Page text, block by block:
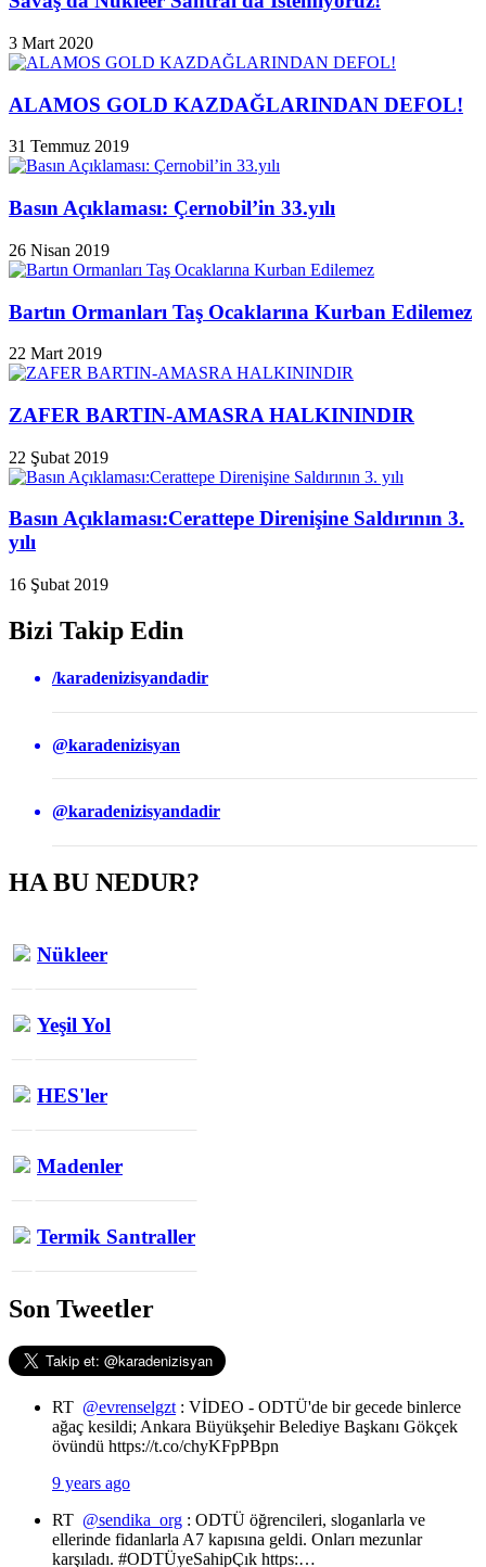
3 Mart 2020
ALAMOS GOLD KAZDAĞLARINDAN DEFOL!
31 Temmuz 2019
Basın Açıklaması: Çernobil’in 33.yılı
26 Nisan 2019
Bartın Ormanları Taş Ocaklarına Kurban Edilemez
22 Mart 2019
ZAFER BARTIN-AMASRA HALKININDIR
22 Şubat 2019
Basın Açıklaması:Cerattepe Direnişine Saldırının 3.
yılı
16 Şubat 2019
Bizi Takip Edin
/karadenizisyandadir
@karadenizisyan
@karadenizisyandadir
HA BU NEDUR?
Nükleer
Yeşil Yol
HES'ler
Madenler
Termik Santraller
Son Tweetler
RT @evrenselgzt : VİDEO - ODTÜ'de bir gecede binlerce
ağaç kesildi; Ankara Büyükşehir Belediye Başkanı Gökçek
övündü https://t.co/chyKFpPBpn
9 years ago
RT @sendika_org : ODTÜ öğrencileri, sloganlarla ve
ellerinde fidanlarla A7 kapısına geldi. Onları mezunlar
karşıladı. #ODTÜyeSahipÇık https:…